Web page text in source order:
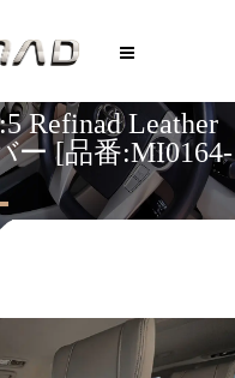
Refinad Leather
ー [品番:MI0164-